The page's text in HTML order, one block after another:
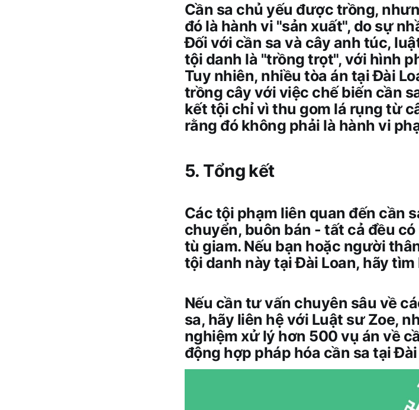
Cần sa chủ yếu được trồng,
đó là hành vi "sản xuất", do sự
Đối với cần sa và cây anh túc,
tội danh là "trồng trọt", với hình
Tuy nhiên, nhiều tòa án tại Đài
trồng cây với việc chế biến cần
kết tội chỉ vì thu gom lá rụng từ
rằng đó không phải là hành vi
5. Tổng kết
Các tội phạm liên quan đến cần
chuyển, buôn bán - tất cả đều
tù giam. Nếu bạn hoặc người
tội danh này tại Đài Loan, hãy
Nếu cần tư vấn chuyên sâu về
sa, hãy liên hệ với Luật sư Zoe,
nghiệm xử lý hơn 500 vụ án về
động hợp pháp hóa cần sa tại Đài